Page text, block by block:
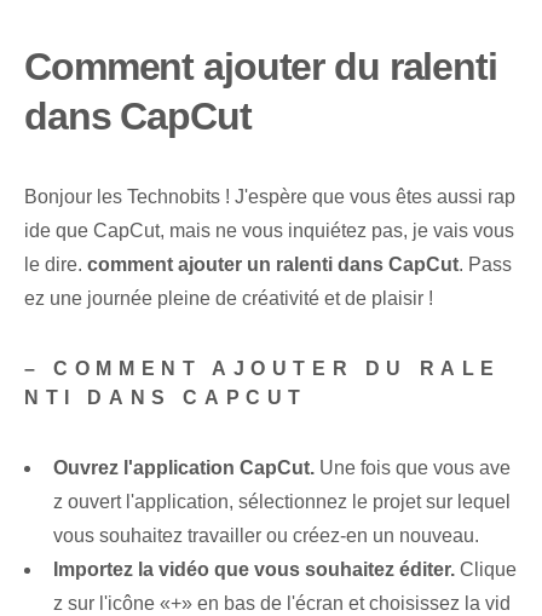
Comment ajouter du ralenti
dans CapCut
Bonjour les Technobits ! J'espère que vous êtes aussi rap
ide que CapCut, mais ne vous inquiétez pas, je vais vous
le dire. comment ajouter un ralenti dans CapCut. Pass
ez une journée pleine de créativité et de plaisir !
– ‍COMMENT AJOUTER DU RALE
NTI DANS CAPCUT
Ouvrez l'application⁤ CapCut. Une fois que vous ave
z ouvert l'application, sélectionnez le projet sur lequel
vous souhaitez travailler ou créez-en un nouveau.
Importez la vidéo que vous souhaitez éditer. Clique
z sur l'icône «+» en bas de l'écran et choisissez la vid